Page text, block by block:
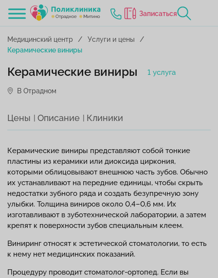
Записаться
Медицинский центр
Услуги и цены
Керамические виниры
Керамические виниры 1 услуга
В Отрадном
Цены Описание Клиники
Керамические виниры представляют собой тонкие
пластины из керамики или диоксида циркония,
которыми облицовывают внешнюю часть зубов. Обычно
их устанавливают на передние единицы, чтобы скрыть
недостатки зубного ряда и создать безупречную зону
улыбки. Толщина виниров около 0,4–0,6 мм. Их
изготавливают в зуботехнической лаборатории, а затем
крепят к поверхности зубов специальным клеем.
Виниринг относят к эстетической стоматологии, то есть
к нему нет медицинских показаний.
Процедуру проводит стоматолог-ортопед. Если вы